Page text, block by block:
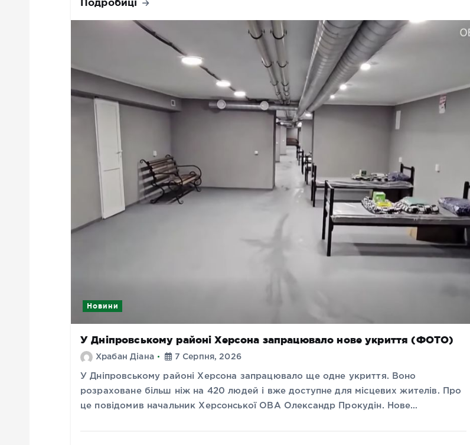
Новини
У Дніпровському районі Херсона запрацювало нове укриття (ФОТО)
Храбан Діана 7 Серпня, 2026
У Дніпровському районі Херсона запрацювало ще одне укриття. Воно
розраховане більш ніж на 420 людей і вже доступне для місцевих жителів. Про
це повідомив начальник Херсонської ОВА Олександр Прокудін. Нове…